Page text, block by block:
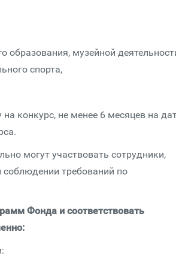
образования, музейной
спорта,
конкурс, не менее 6 месяцев на
могут участвовать сотрудники,
соблюдении требований по
Фонда и соответствовать